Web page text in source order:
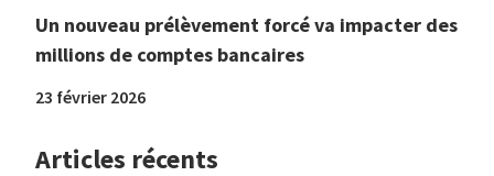
Un nouveau prélèvement forcé va impacter des
millions de comptes bancaires
23 février 2026
Articles récents